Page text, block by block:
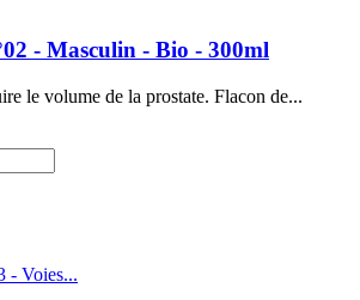
- Masculin - Bio - 300ml
le volume de la prostate. Flacon de...